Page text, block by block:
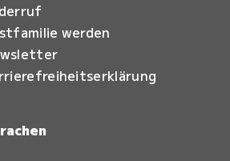
werden